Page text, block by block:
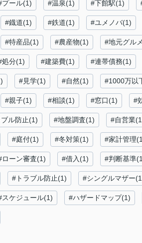
プール(1) #温泉(1) #下館駅(1)
#鐡道(1) #鉄道(1) #ユメノバ(1)
#特産品(1) #農産物(1) #地元グル
処分(1) #建築費(1) #連帯債務(1)
#見学(1) #自然(1) #1000万以
#親子(1) #相談(1) #窓口(1) #
ル防止(1) #地盤調査(1) #自営業
#庭付(1) #冬対策(1) #家計管理
ローン審査(1) #借入(1) #判断基準
#トラブル防止(1) #シングルマザー
スケジュール(1) #ハザードマップ(1)